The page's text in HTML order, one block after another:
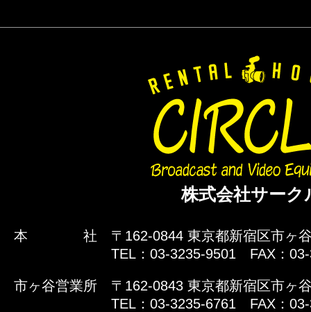
株式会社サーク
本 社
〒162-0844 東京都新宿区市ヶ
TEL：03-3235-9501 FAX：
市ヶ谷営業所
〒162-0843 東京都新宿区市ヶ
TEL：03-3235-6761 FAX：